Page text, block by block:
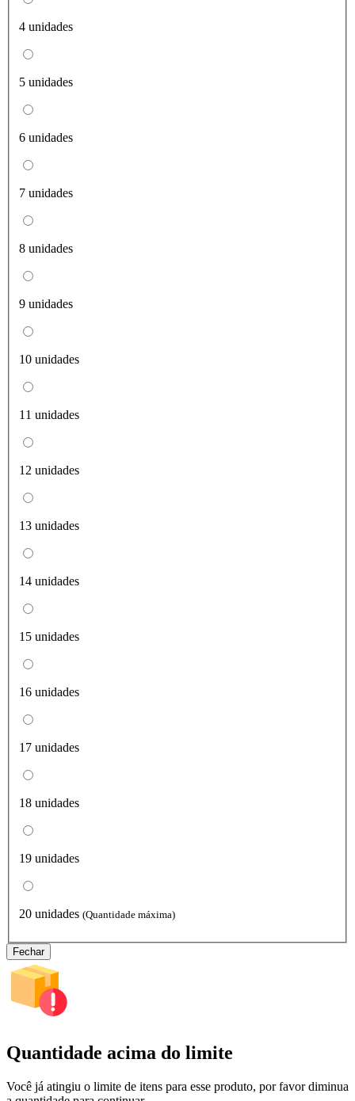
4 unidades
5 unidades
6 unidades
7 unidades
8 unidades
9 unidades
10 unidades
11 unidades
12 unidades
13 unidades
14 unidades
15 unidades
16 unidades
17 unidades
18 unidades
19 unidades
20 unidades (Quantidade máxima)
Fechar
Quantidade acima do limite
Você já atingiu o limite de itens para esse produto, por favor diminua